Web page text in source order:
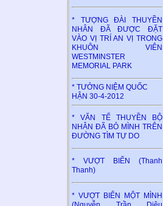
* TƯỢNG ĐÀI THUYỀN
NHÂN ĐÃ ĐƯỢC ĐẶT
VÀO VỊ TRÍ AN VỊ TRONG
KHUÔN VIÊN
WESTMINSTER
MEMORIAL PARK
* TƯỞNG NIỆM QUỐC
HẬN 30-4-2012
* VĂN TẾ THUYỀN BỘ
NHÂN ĐÃ BỎ MÌNH TRÊN
ĐƯỜNG TÌM TỰ DO
* VƯỢT BIỂN (Thanh
Thanh)
* VƯỢT BIỂN MỘT MÌNH